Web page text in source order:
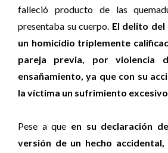
falleció producto de las
presentaba su cuerpo. El delito del
un homicidio triplemente
pareja previa, por violencia
ensañamiento, ya que con su
la víctima un sufrimiento
Pese a que en su declaración
versión de un hecho